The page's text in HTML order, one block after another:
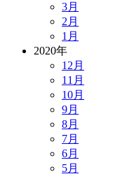
3月
2月
1月
2020年
12月
11月
10月
9月
8月
7月
6月
5月